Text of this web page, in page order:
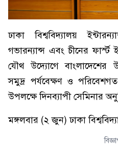
ঢাকা বিশ্ববিদ্যালয়
গভারন্যান্স এবং চীনের
যৌথ উদ্যোগে
সমুদ্র পর্যবেক্ষণ ও
উপলক্ষে দিনব্যাপী সেমিনার
মঙ্গলবার (২ জুন) ঢাকা